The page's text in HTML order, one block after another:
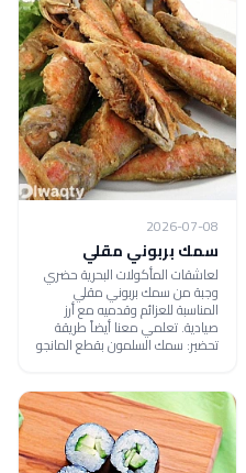
2026-07-08
سمك بربوني مقلي
لعاشقات المأكولات البحرية حضري
وجبة من سمك بربوني مقلي
المناسبة للعزائم وقدميه مع أرز
صيادية. تعلمي معنا أيضاً طريقة
تحضير: سمك السلمون بقطع المانجو